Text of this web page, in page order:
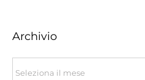
Archivio